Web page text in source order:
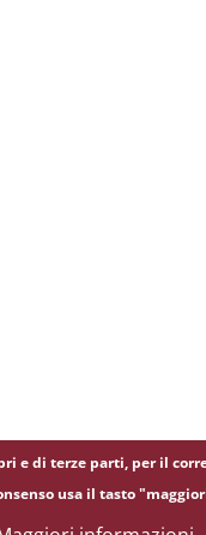
e di terze parti, per il
usa il tasto